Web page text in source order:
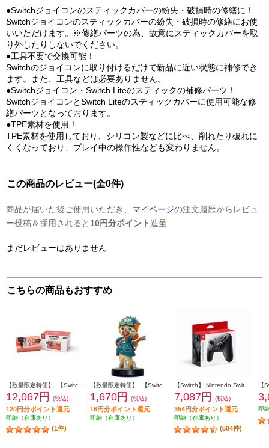
●Switchジョイコンのスティックカバーの紛失・破損時の修繕に！
Switchジョイコンのスティックカバーの紛失・破損時の修繕にお使
いいただけます。※修繕パーツの為、故意にスティックカバーを取
り外したりしないでください。
●工具不要で交換可能！
Switchのジョイコンに取り付けるだけで新品に近い状態に補修でき
ます。また、工具などは必要ありません。
●Switchジョイコン・Switch Liteのスティックの補修パーツ！
SwitchジョイコンとSwitch Liteのスティックカバーに使用可能な修
繕パーツとなっております。
●TPE素材を使用！
TPE素材を使用しており、シリコン製などに比べ、削れたり破れに
くくなっており、プレイ中の操作性なども変わりません。
この商品のレビュー(全0件)
商品が届いた後ご使用いただき、 マイページの注文履歴からレビュ
ー投稿＆採用されると 10円分ポイント進呈
まだレビューはありません
こちらの商品もおすすめ
12,067円 (税込)
120円分ポイント還元
即納（在庫あり）
(1件)
1,670円 (税込)
16円分ポイント還元
即納（在庫あり）
7,087円 (税込)
354円分ポイント還元
即納（在庫あり）
(504件)
即